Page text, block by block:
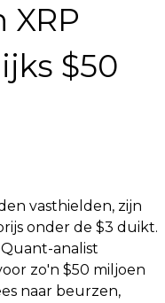
$50
vasthielden, zijn
onder de $3 duikt.
analist
zo'n $50 miljoen
naar beurzen,